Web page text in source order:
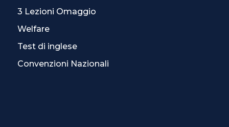
3 Lezioni Omaggio
Welfare
Test di inglese
Convenzioni Nazionali